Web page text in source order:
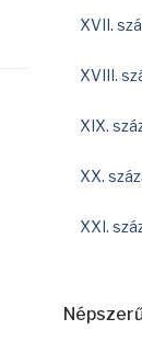
XVII.
XVIII.
XIX.
XX.
XXI.